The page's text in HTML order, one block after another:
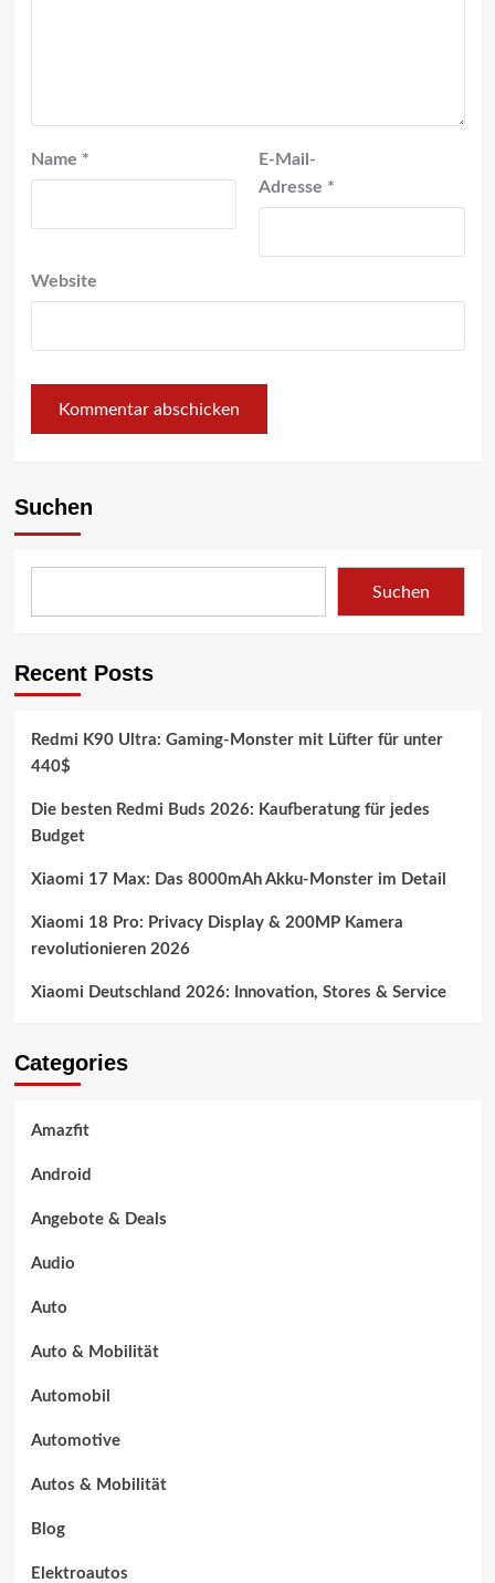
Name *
E-Mail-
Adresse *
Website
Suchen
Suchen
Recent Posts
Redmi K90 Ultra: Gaming-Monster mit Lüfter für unter
440$
Die besten Redmi Buds 2026: Kaufberatung für jedes
Budget
Xiaomi 17 Max: Das 8000mAh Akku-Monster im Detail
Xiaomi 18 Pro: Privacy Display & 200MP Kamera
revolutionieren 2026
Xiaomi Deutschland 2026: Innovation, Stores & Service
Categories
Amazfit
Android
Angebote & Deals
Audio
Auto
Auto & Mobilität
Automobil
Automotive
Autos & Mobilität
Blog
Elektroautos